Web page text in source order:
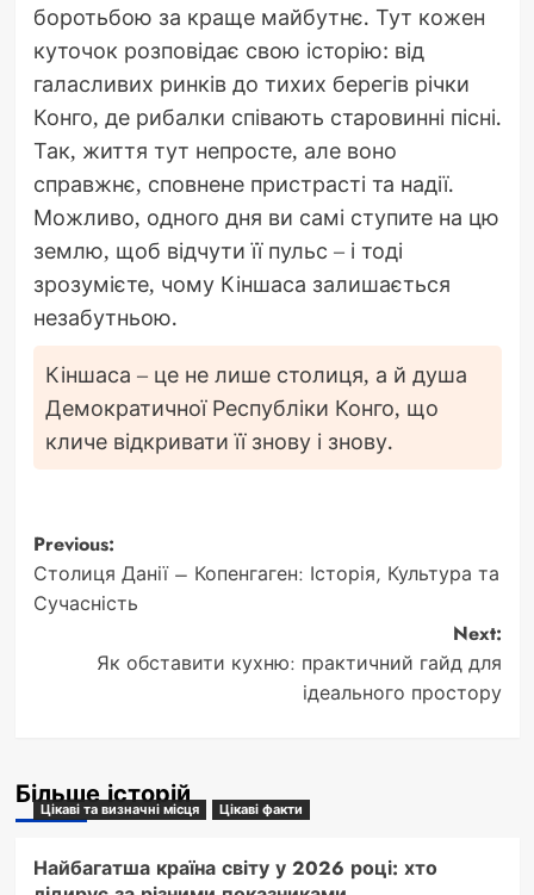
боротьбою за краще майбутнє. Тут кожен
куточок розповідає свою історію: від
галасливих ринків до тихих берегів річки
Конго, де рибалки співають старовинні пісні.
Так, життя тут непросте, але воно
справжнє, сповнене пристрасті та надії.
Можливо, одного дня ви самі ступите на цю
землю, щоб відчути її пульс – і тоді
зрозумієте, чому Кіншаса залишається
незабутньою.
Кіншаса – це не лише столиця, а й душа
Демократичної Республіки Конго, що
кличе відкривати її знову і знову.
Post
navigation
Previous:
Столиця Данії – Копенгаген: Історія, Культура та
Сучасність
Next:
Як обставити кухню: практичний гайд для
ідеального простору
Більше історій
Цікаві та визначні місця Цікаві факти
Найбагатша країна світу у 2026 році: хто